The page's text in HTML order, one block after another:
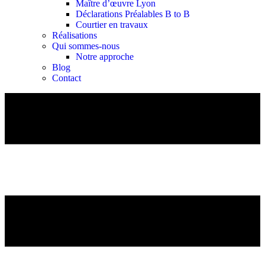
Maître d’œuvre Lyon
Déclarations Préalables B to B
Courtier en travaux
Réalisations
Qui sommes-nous
Notre approche
Blog
Contact